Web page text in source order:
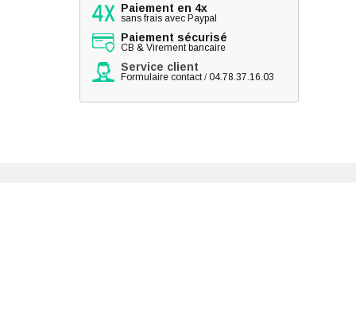
Paiement en 4x
sans frais avec Paypal
Paiement sécurisé
CB & Virement bancaire
Service client
Formulaire contact/04.78.37.16.03